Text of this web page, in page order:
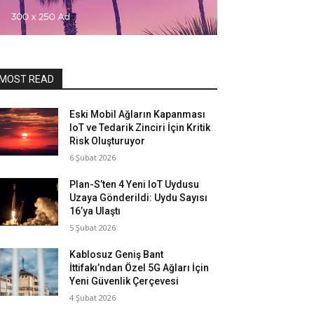
READ
Eski Mobil Ağların Kapanması
IoT ve Tedarik Zinciri İçin Kritik
Risk Oluşturuyor
6 Şubat 2026
Plan-S’ten 4 Yeni IoT Uydusu
Uzaya Gönderildi: Uydu Sayısı
16’ya Ulaştı
5 Şubat 2026
Kablosuz Geniş Bant
İttifakı’ndan Özel 5G Ağları İçin
Yeni Güvenlik Çerçevesi
4 Şubat 2026